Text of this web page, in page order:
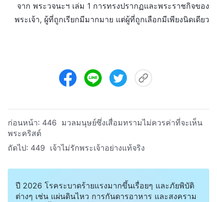
จาก พระวจนะฯ เล่ม 1 การทรงปรากฏและพระราชกิจของ
พระเจ้า, ผู้ที่ถูกเรียกมีมากมาย แต่ผู้ที่ถูกเลือกมีเพียงนิดเดียว
ก่อนหน้า: 446 มวลมนุษย์ซึ่งเสื่อมทรามไม่ควรค่าที่จะเห็น
พระคริสต์
ถัดไป: 449 เจ้าไม่รักพระเจ้าอย่างแท้จริง
ปี 2026 โรคระบาดร้ายแรงมากขึ้นเรื่อยๆ และภัยพิบัติ
ต่างๆ เช่น แผ่นดินไหว การกันดารอาหาร และสงคราม